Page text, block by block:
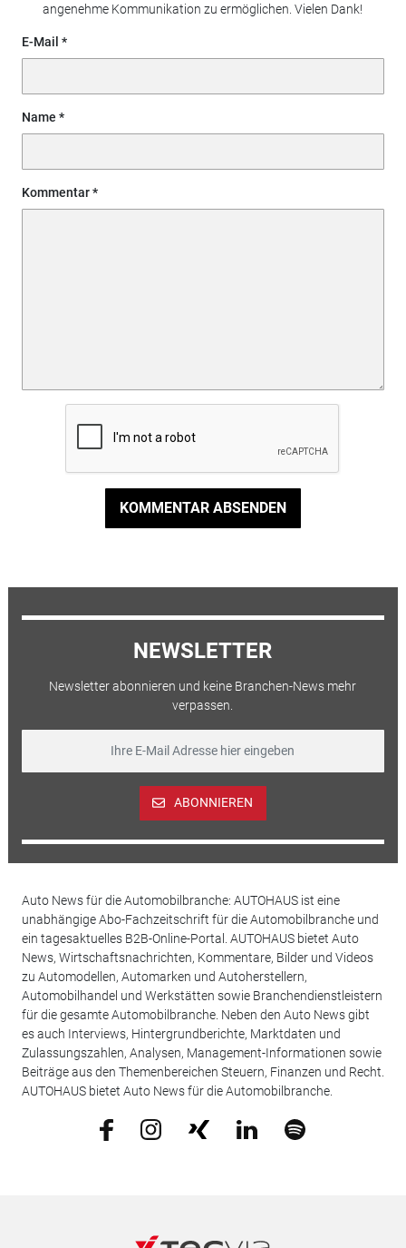
angenehme Kommunikation zu ermöglichen. Vielen Dank!
E-Mail
Name
Kommentar
KOMMENTAR ABSENDEN
NEWSLETTER
Newsletter abonnieren und keine Branchen-News mehr
verpassen.
ABONNIEREN
Auto News für die Automobilbranche: AUTOHAUS ist eine
unabhängige Abo-Fachzeitschrift für die Automobilbranche und
ein tagesaktuelles B2B-Online-Portal. AUTOHAUS bietet Auto
News, Wirtschaftsnachrichten, Kommentare, Bilder und Videos
zu Automodellen, Automarken und Autoherstellern,
Automobilhandel und Werkstätten sowie Branchendienstleistern
für die gesamte Automobilbranche. Neben den Auto News gibt
es auch Interviews, Hintergrundberichte, Marktdaten und
Zulassungszahlen, Analysen, Management-Informationen sowie
Beiträge aus den Themenbereichen Steuern, Finanzen und Recht.
AUTOHAUS bietet Auto News für die Automobilbranche.